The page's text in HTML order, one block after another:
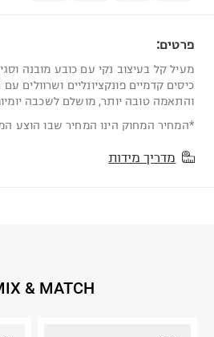
פרטים:
מעיל קל בעיצוב נקי עם כובע מובנה
כיסים קדמיים פונקציונליים ושרוולים
והתאמה טובה יותר, מושלם לשכבה
*המחיר המחוק הינו המחיר שבו הוצע
מדריך מידות
& MATCH